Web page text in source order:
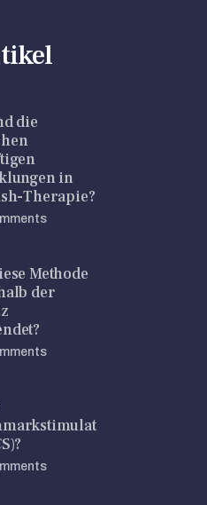
die
in
Therapie?
Methode
der